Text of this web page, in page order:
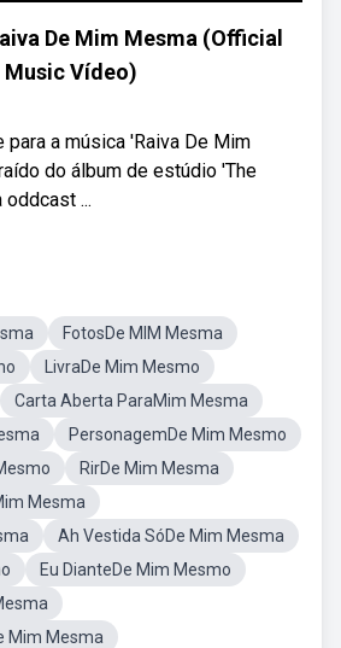
De Mim Mesma (Official
Music Vídeo)
para a música 'Raiva De Mim
do álbum de estúdio 'The
...
FotosDe MIM Mesma
LivraDe Mim Mesmo
Carta Aberta ParaMim Mesma
PersonagemDe Mim Mesmo
RirDe Mim Mesma
Mesma
Ah Vestida SóDe Mim Mesma
Eu DianteDe Mim Mesmo
Mim Mesma